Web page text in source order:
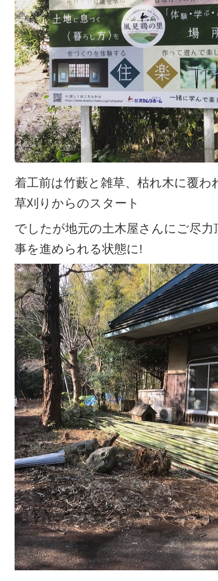
着工前は竹藪と雑草、枯れ木に覆わ
草刈りからのスタート
でしたが地元の土木屋さんにご尽
事を進められる状態に!